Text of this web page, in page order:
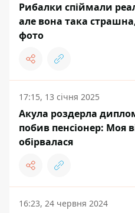
Рибалки спіймали
але вона така
фото
17:15, 13 січня 2025
Акула роздерла
побив пенсіонер: Моя
обірвалася
16:23, 24 червня 2024